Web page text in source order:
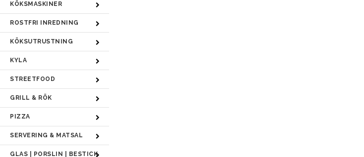
KÖKSMASKINER
ROSTFRI INREDNING
KÖKSUTRUSTNING
KYLA
STREETFOOD
GRILL & RÖK
PIZZA
SERVERING & MATSAL
GLAS | PORSLIN | BESTICK